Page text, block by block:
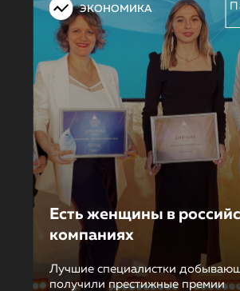
ЭКОНОМИКА
Есть женщины в
компаниях
Лучшие специалистки
получили престижные премии